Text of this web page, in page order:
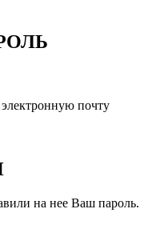
почту
на нее Ваш пароль.